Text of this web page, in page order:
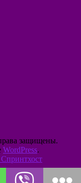
защищены.
WordPress.
Спринтхост